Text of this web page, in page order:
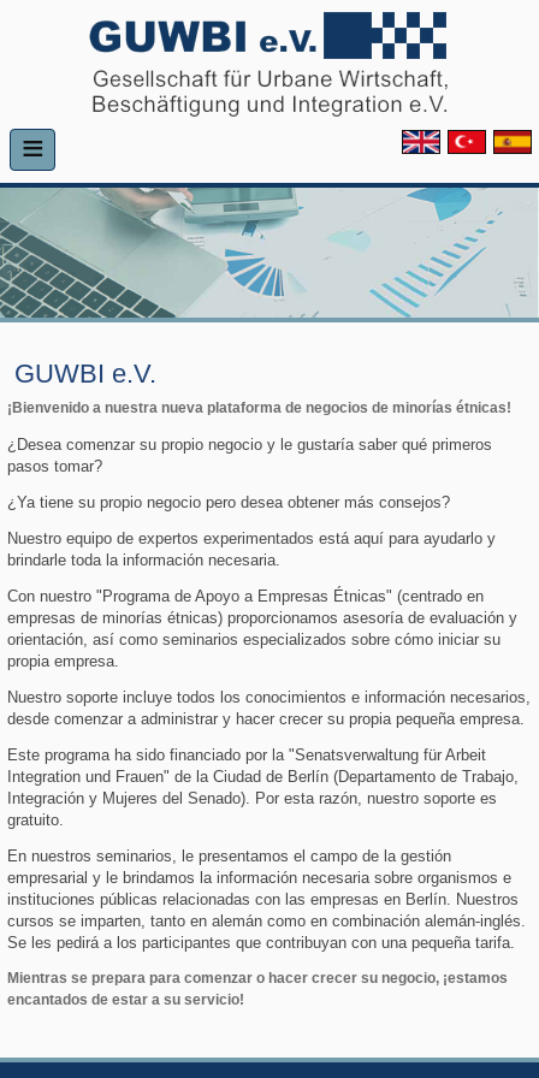
≡
GUWBI e.V.
¡Bienvenido a nuestra nueva plataforma de negocios de minorías étnicas!
¿Desea comenzar su propio negocio y le gustaría saber qué primeros
pasos tomar?
¿Ya tiene su propio negocio pero desea obtener más consejos?
Nuestro equipo de expertos experimentados está aquí para ayudarlo y
brindarle toda la información necesaria.
Con nuestro "Programa de Apoyo a Empresas Étnicas" (centrado en
empresas de minorías étnicas) proporcionamos asesoría de evaluación y
orientación, así como seminarios especializados sobre cómo iniciar su
propia empresa.
Nuestro soporte incluye todos los conocimientos e información necesarios,
desde comenzar a administrar y hacer crecer su propia pequeña empresa.
Este programa ha sido financiado por la "Senatsverwaltung für Arbeit
Integration und Frauen" de la Ciudad de Berlín (Departamento de Trabajo,
Integración y Mujeres del Senado). Por esta razón, nuestro soporte es
gratuito.
En nuestros seminarios, le presentamos el campo de la gestión
empresarial y le brindamos la información necesaria sobre organismos e
instituciones públicas relacionadas con las empresas en Berlín. Nuestros
cursos se imparten, tanto en alemán como en combinación alemán-inglés.
Se les pedirá a los participantes que contribuyan con una pequeña tarifa.
Mientras se prepara para comenzar o hacer crecer su negocio, ¡estamos
encantados de estar a su servicio!